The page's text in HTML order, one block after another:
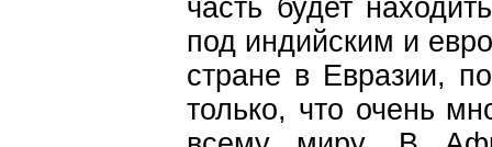
часть будет
под индийским и
стране в Евразии,
только, что очень